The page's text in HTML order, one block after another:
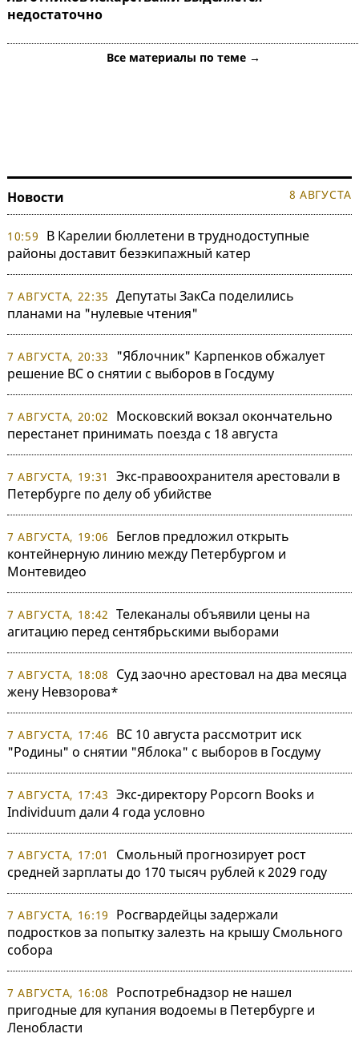
недостаточно
Все материалы по теме →
Новости 8 АВГУСТА
10:59
В Карелии бюллетени в труднодоступные
районы доставит безэкипажный катер
7 АВГУСТА, 22:35 Депутаты ЗакСа поделились
планами на "нулевые чтения"
7 АВГУСТА, 20:33
"Яблочник" Карпенков обжалует
решение ВС о снятии с выборов в Госдуму
7 АВГУСТА, 20:02
Московский вокзал окончательно
перестанет принимать поезда с 18 августа
7 АВГУСТА, 19:31
Экс-правоохранителя арестовали в
Петербурге по делу об убийстве
7 АВГУСТА, 19:06
Беглов предложил открыть
контейнерную линию между Петербургом и
Монтевидео
7 АВГУСТА, 18:42 Телеканалы объявили цены на
агитацию перед сентябрьскими выборами
7 АВГУСТА, 18:08
Суд заочно арестовал на два месяца
жену Невзорова*
7 АВГУСТА, 17:46
ВС 10 августа рассмотрит иск
"Родины" о снятии "Яблока" с выборов в Госдуму
7 АВГУСТА, 17:43 Экс-директору Popcorn Books и
Individuum дали 4 года условно
7 АВГУСТА, 17:01
Смольный прогнозирует рост
средней зарплаты до 170 тысяч рублей к 2029 году
7 АВГУСТА, 16:19
Росгвардейцы задержали
подростков за попытку залезть на крышу Смольного
собора
7 АВГУСТА, 16:08
Роспотребнадзор не нашел
пригодные для купания водоемы в Петербурге и
Ленобласти